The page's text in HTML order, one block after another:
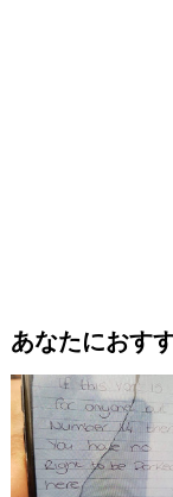
あなたにおす